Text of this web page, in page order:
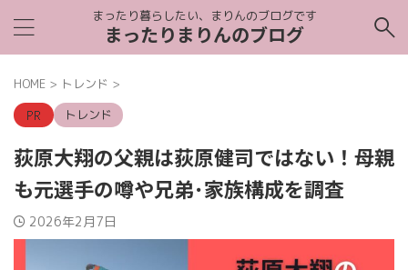
まったり暮らしたい、まりんのブログです
まったりまりんのブログ
HOME > トレンド >
トレンド
荻原大翔の父親は荻原健司ではない！母親
も元選手の噂や兄弟･家族構成を調査
2026年2月7日